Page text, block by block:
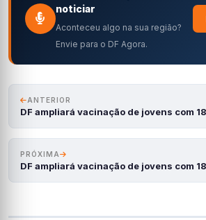
noticiar
Aconteceu algo na sua região?
Envie para o DF Agora.
ANTERIOR
DF ampliará vacinação de jovens com
PRÓXIMA
DF ampliará vacinação de jovens com